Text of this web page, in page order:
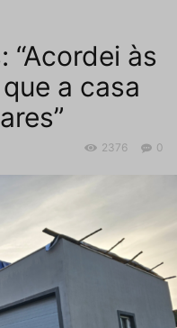
“Acordei às
a casa
0
2376